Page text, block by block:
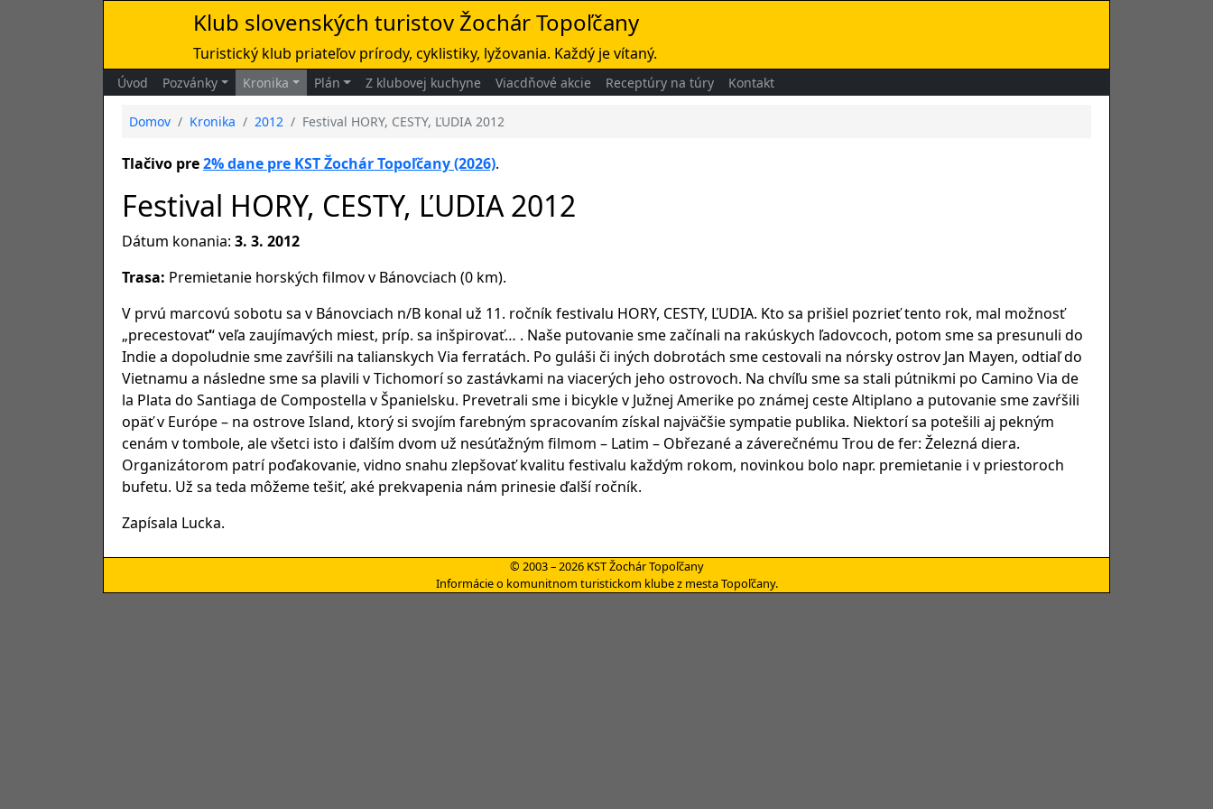
Klub slovenských turistov Žochár Topoľčany
Turistický klub priateľov prírody, cyklistiky, lyžovania. Každý je vítaný.
Úvod Pozvánky Kronika Plán Z klubovej kuchyne Viacdňové akcie Receptúry na túry Kontakt
Domov Kronika 2012 Festival HORY, CESTY, ĽUDIA 2012
Tlačivo pre2% dane pre KST Žochár Topoľčany (2026).
Festival HORY, CESTY, ĽUDIA 2012
Dátum konania: 3. 3. 2012
Trasa: Premietanie horských filmov v Bánovciach (0 km).
V prvú marcovú sobotu sa v Bánovciach n/B konal už 11. ročník festivalu HORY, CESTY, ĽUDIA. Kto sa prišiel pozrieť tento rok, mal možnosť
„precestovať“ veľa zaujímavých miest, príp. sa inšpirovať… . Naše putovanie sme začínali na rakúskych ľadovcoch, potom sme sa presunuli do
Indie a dopoludnie sme zavŕšili na talianskych Via ferratách. Po guláši či iných dobrotách sme cestovali na nórsky ostrov Jan Mayen, odtiaľ do
Vietnamu a následne sme sa plavili v Tichomorí so zastávkami na viacerých jeho ostrovoch. Na chvíľu sme sa stali pútnikmi po Camino Via de
la Plata do Santiaga de Compostella v Španielsku. Prevetrali sme i bicykle v Južnej Amerike po známej ceste Altiplano a putovanie sme zavŕšili
opäť v Európe – na ostrove Island, ktorý si svojím farebným spracovaním získal najväčšie sympatie publika. Niektorí sa potešili aj pekným
cenám v tombole, ale všetci isto i ďalším dvom už nesúťažným filmom – Latim – Obřezané a záverečnému Trou de fer: Železná diera.
Organizátorom patrí poďakovanie, vidno snahu zlepšovať kvalitu festivalu každým rokom, novinkou bolo napr. premietanie i v priestoroch
bufetu. Už sa teda môžeme tešiť, aké prekvapenia nám prinesie ďalší ročník.
Zapísala Lucka.
© 2003 – 2026 KST Žochár Topoľčany
Informácie o komunitnom turistickom klube z mesta Topoľčany.